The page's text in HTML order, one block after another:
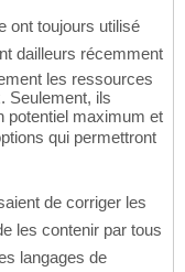
ont toujours utilisé
dailleurs récemment
les ressources
Seulement, ils
potentiel maximum et
qui permettront
de corriger les
les contenir par tous
langages de